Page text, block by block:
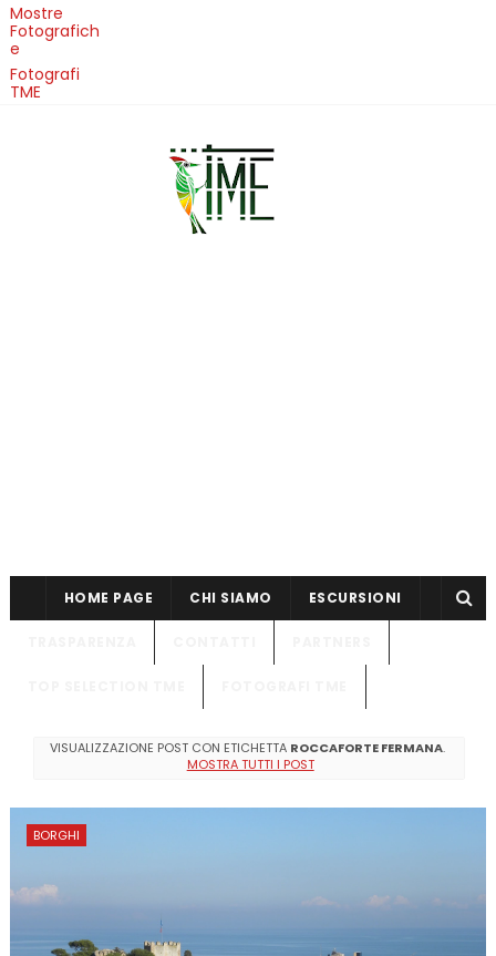
Mostre
Fotografich
e
Fotografi
TME
HOME PAGE CHI SIAMO ESCURSIONI
VISUALIZZAZIONE POST CON ETICHETTA ROCCAFORTE FERMANA.
MOSTRA TUTTI I POST
BORGHI